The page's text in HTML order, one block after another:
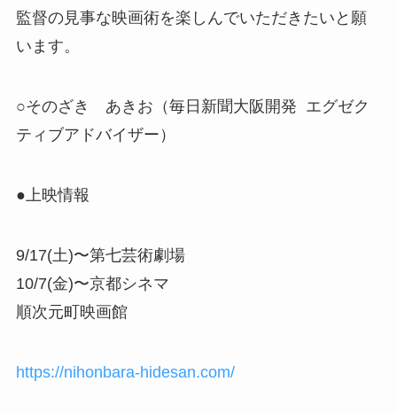
監督の見事な映画術を楽しんでいただきたいと願
います。
○そのざき あきお（毎日新聞大阪開発 エグゼク
ティブアドバイザー）
●上映情報
9/17(土)〜第七芸術劇場
10/7(金)〜京都シネマ
順次元町映画館
https://nihonbara-hidesan.com/